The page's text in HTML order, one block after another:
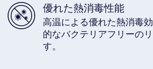
優れた熱消毒性能
高温による優れた熱消毒
的なバクテリアフリーの
す。